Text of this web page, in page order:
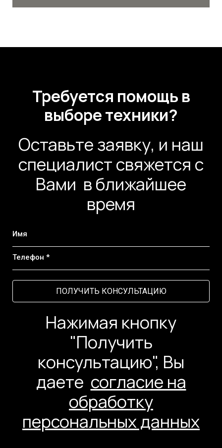
Требуется помощь в
выборе техники?
Оставьте заявку, и наш
специалист свяжется с
Вами в ближайшее
время
Имя
Телефон *
ПОЛУЧИТЬ КОНСУЛЬТАЦИЮ
Нажимая кнопку
"Получить
консультацию", Вы
даете согласие на
обработку
персональных данных